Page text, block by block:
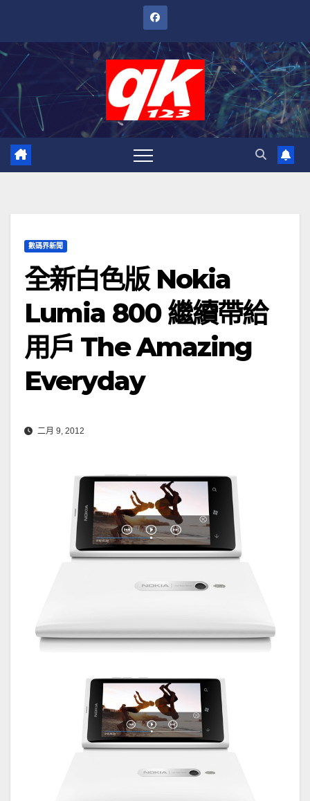
內
數碼界新聞
全新白色版 Nokia
Lumia 800 繼續帶給
用戶 The Amazing
Everyday
二月 9, 2012